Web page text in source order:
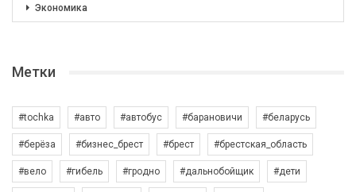
Экономика
Метки
#tochka #авто #автобус #барановичи #беларусь
#берёза #бизнес_брест #брест #брестская_область
#вело #гибель #гродно #дальнобойщик #дети